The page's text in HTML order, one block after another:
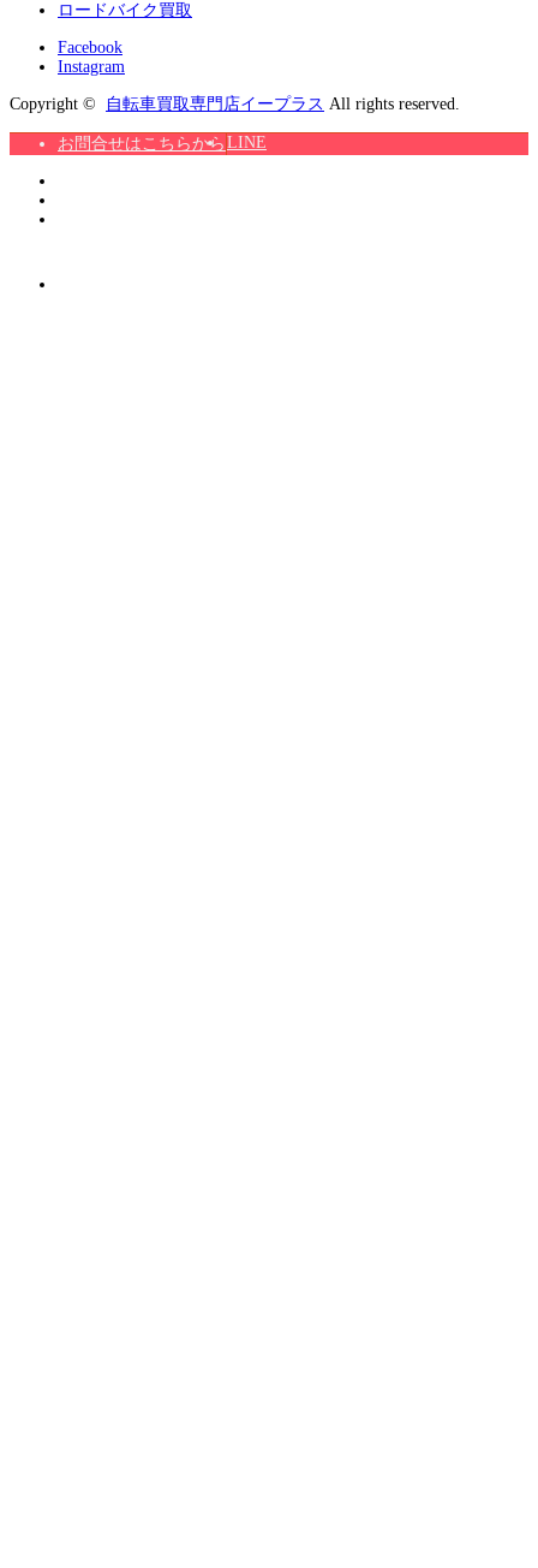
ロードバイク買取
Facebook
Instagram
Copyright © 自転車買取専門店イープラス All rights reserved.
お問合せはこちらから LINE